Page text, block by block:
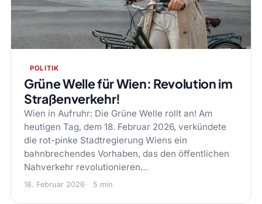
POLITIK
Grüne Welle für Wien: Revolution im
Straßenverkehr!
Wien in Aufruhr: Die Grüne Welle rollt an! Am
heutigen Tag, dem 18. Februar 2026, verkündete
die rot-pinke Stadtregierung Wiens ein
bahnbrechendes Vorhaben, das den öffentlichen
Nahverkehr revolutionieren…
18. Februar 2026 5 min